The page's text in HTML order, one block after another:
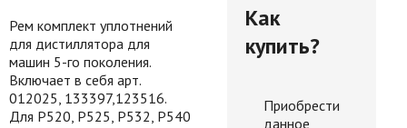
Рем комплект уплотнений
для дистиллятора для
машин 5-го поколения.
Включает в себя арт.
012025, 133397,123516.
Для P520, P525, P532, P540
Как
купить?
Приобрести
данное